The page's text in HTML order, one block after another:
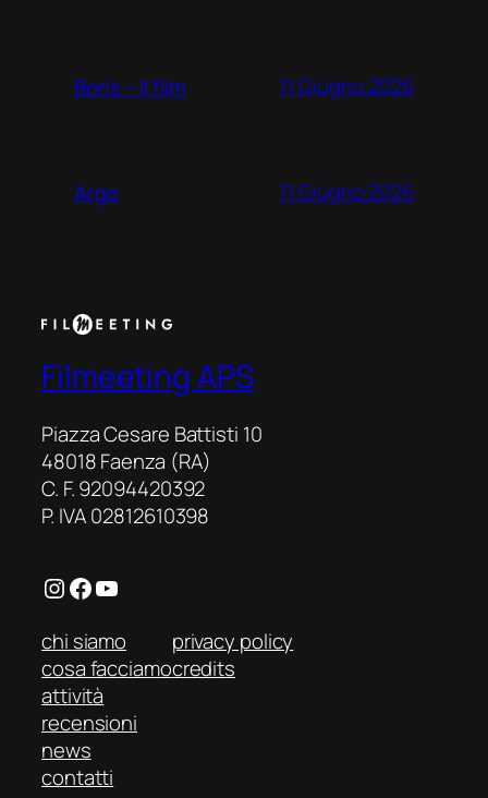
Boris – Il film 11 Giugno 2026
Argo 11 Giugno 2026
Filmeeting APS
Piazza Cesare Battisti 10
48018 Faenza (RA)
C. F. 92094420392
P. IVA 02812610398
Instagram Facebook YouTube
chi siamo
cosa facciamo
attività
recensioni
news
contatti
privacy policy
credits